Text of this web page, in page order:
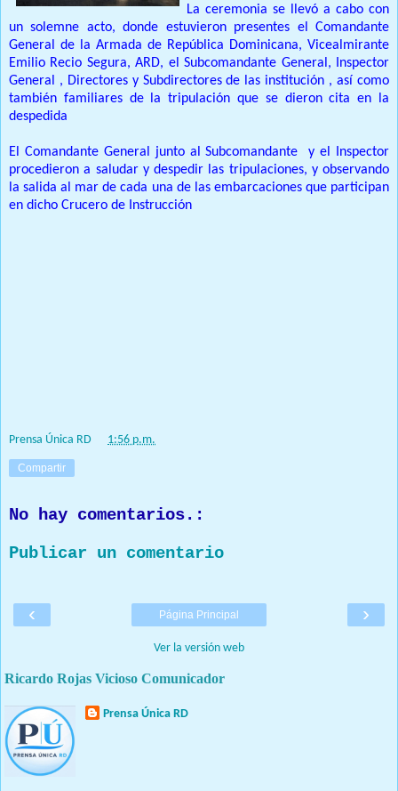
La ceremonia se llevó a cabo con
un solemne acto, donde estuvieron presentes el Comandante
General de la Armada de República Dominicana, Vicealmirante
Emilio Recio Segura, ARD, el Subcomandante General, Inspector
General , Directores y Subdirectores de las institución , así como
también familiares de la tripulación que se dieron cita en la
despedida
El Comandante General junto al Subcomandante
y el Inspector
procedieron a saludar y despedir las tripulaciones, y observando
la salida al mar de cada una de las embarcaciones que participan
en dicho Crucero de Instrucción
Prensa Única RD 1:56 p.m.
Compartir
No hay comentarios.:
Publicar un comentario
‹ ›
Página Principal
Ver la versión web
Ricardo Rojas Vicioso Comunicador
Prensa Única RD